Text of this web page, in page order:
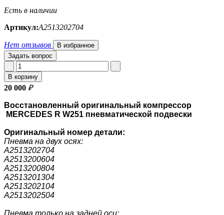
Есть в наличии
Артикул:A2513202704
Нет отзывов
В избранное
Задать вопрос
В корзину
20 000 ₽
Восстановленный оригинальный компрессор
MERCEDES R W251 пневматической подвески
Оригинальный номер детали:
Пневма на двух осях:
A2513202704
A2513200604
A2513200804
A2513201304
A2513202104
A2513202504
Пневма только на задней оси: